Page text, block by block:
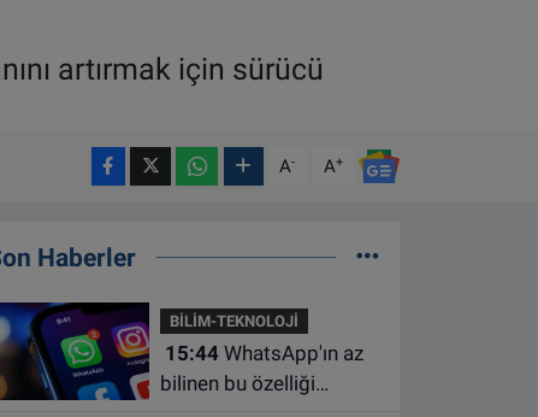
artırmak için sürücü
A- A+
Haberler
BİLİM-TEKNOLOJİ
15:44WhatsApp'ın az
bilinen bu özelliği